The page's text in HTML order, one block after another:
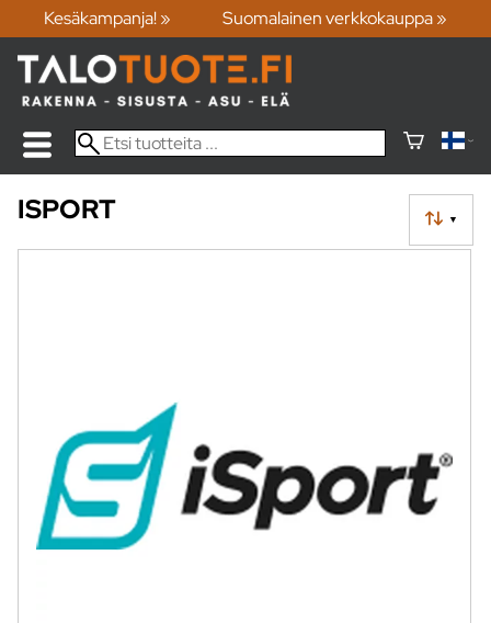
Kesäkampanja! » Suomalainen verkkokauppa »
▼
ISPORT